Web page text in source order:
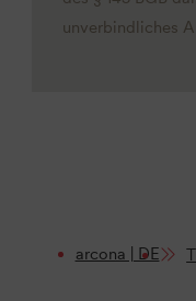
unverbindliches
arcona | DE